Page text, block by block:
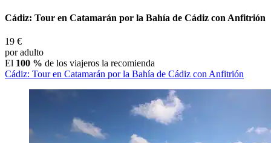
Cádiz: Tour en Catamarán por la Bahía de Cádiz con Anfitrión
19 €
por adulto
El 100 % de los viajeros la recomienda
Cádiz: Tour en Catamarán por la Bahía de Cádiz con Anfitrión